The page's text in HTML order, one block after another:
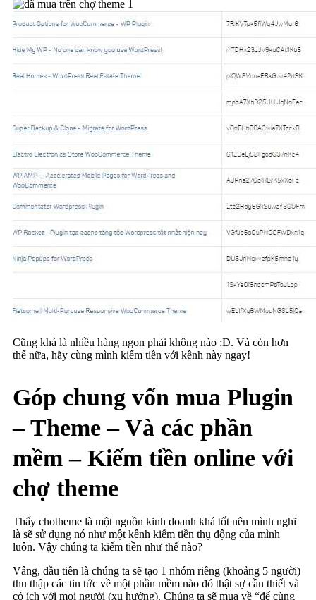
Cũng khá là nhiều hàng ngon phải không nào :D. Và còn hơn
thế nữa, hãy cùng mình kiếm tiền với kênh này ngay!
Góp chung vốn mua Plugin
– Theme – Và các phần
mềm – Kiếm tiền online với
chợ theme
Thấy chotheme là một nguồn kinh doanh khá tốt nên mình nghĩ
là sẽ sử dụng nó như một kênh kiếm tiền thụ động của mình
luôn. Vậy chúng ta kiếm tiền như thế nào?
Vâng, đầu tiên là chúng ta sẽ tạo 1 nhóm riêng (khoảng 5 người)
thu thập các tin tức về một phần mềm nào đó thật sự cần thiết và
có ích với mọi người (xu hướng). Chúng ta sẽ mua về “để cùng